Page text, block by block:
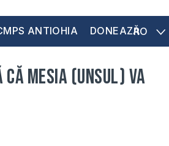
ANTIOHIA DONEAZĂRO
Mesia (Unsul) va